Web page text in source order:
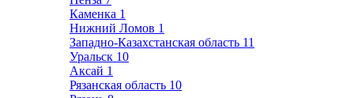
Каменка 1
Нижний Ломов 1
Западно-Казахстанская область 11
Уральск 10
Аксай 1
Рязанская область 10